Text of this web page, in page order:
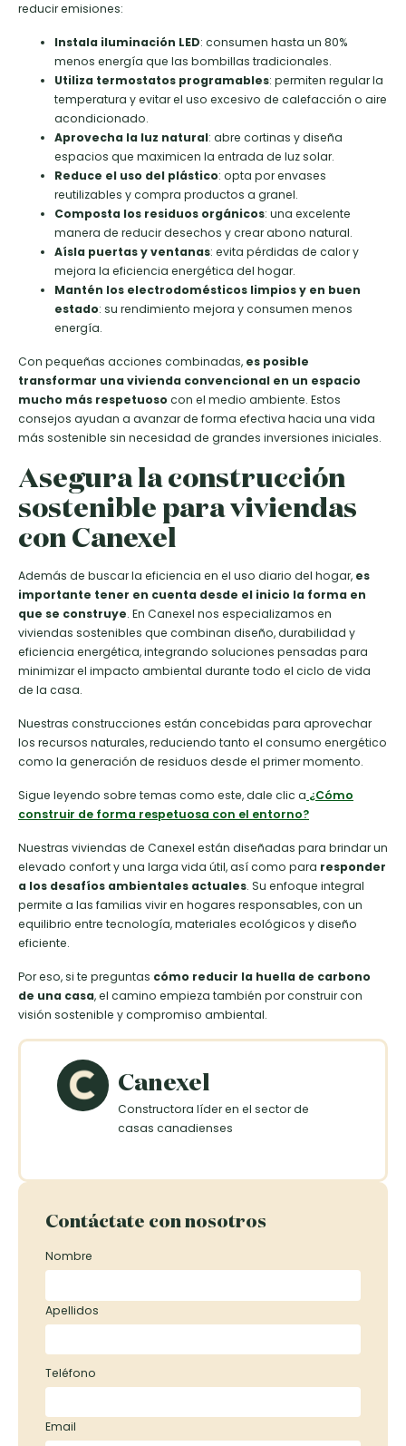
reducir emisiones:
Instala iluminación LED: consumen hasta un 80%
menos energía que las bombillas tradicionales.
Utiliza termostatos programables: permiten regular la
temperatura y evitar el uso excesivo de calefacción o aire
acondicionado.
Aprovecha la luz natural: abre cortinas y diseña
espacios que maximicen la entrada de luz solar.
Reduce el uso del plástico: opta por envases
reutilizables y compra productos a granel.
Composta los residuos orgánicos: una excelente
manera de reducir desechos y crear abono natural.
Aísla puertas y ventanas: evita pérdidas de calor y
mejora la eficiencia energética del hogar.
Mantén los electrodomésticos limpios y en buen
estado: su rendimiento mejora y consumen menos
energía.
Con pequeñas acciones combinadas, es posible
transformar una vivienda convencional en un espacio
mucho más respetuoso con el medio ambiente. Estos
consejos ayudan a avanzar de forma efectiva hacia una vida
más sostenible sin necesidad de grandes inversiones iniciales.
Asegura la construcción
sostenible para viviendas
con Canexel
Además de buscar la eficiencia en el uso diario del hogar, es
importante tener en cuenta desde el inicio la forma en
que se construye. En Canexel nos especializamos en
viviendas sostenibles que combinan diseño, durabilidad y
eficiencia energética, integrando soluciones pensadas para
minimizar el impacto ambiental durante todo el ciclo de vida
de la casa.
Nuestras construcciones están concebidas para aprovechar
los recursos naturales, reduciendo tanto el consumo energético
como la generación de residuos desde el primer momento.
Sigue leyendo sobre temas como este, dale clic a ¿Cómo
construir de forma respetuosa con el entorno?
Nuestras viviendas de Canexel están diseñadas para brindar un
elevado confort y una larga vida útil, así como para responder
a los desafíos ambientales actuales. Su enfoque integral
permite a las familias vivir en hogares responsables, con un
equilibrio entre tecnología, materiales ecológicos y diseño
eficiente.
Por eso, si te preguntas cómo reducir la huella de carbono
de una casa, el camino empieza también por construir con
visión sostenible y compromiso ambiental.
Canexel
Constructora líder en el sector de
casas canadienses
Contáctate con nosotros
Nombre
Apellidos
Teléfono
Email